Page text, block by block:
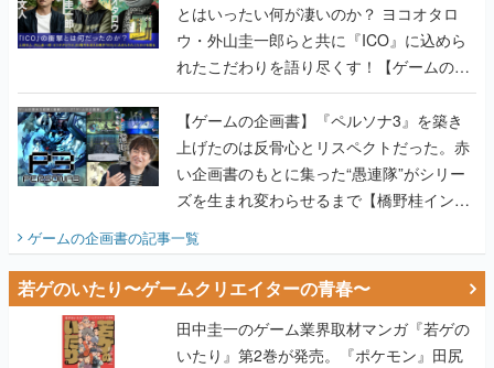
とはいったい何が凄いのか？ ヨコオタロ
ウ・外山圭一郎らと共に『ICO』に込めら
れたこだわりを語り尽くす！【ゲームの企
画書】
【ゲームの企画書】『ペルソナ3』を築き
上げたのは反骨心とリスペクトだった。赤
い企画書のもとに集った“愚連隊”がシリー
ズを生まれ変わらせるまで【橋野桂インタ
ビュー】
ゲームの企画書の記事一覧
若ゲのいたり〜ゲームクリエイターの青春〜
田中圭一のゲーム業界取材マンガ『若ゲの
いたり』第2巻が発売。『ポケモン』田尻